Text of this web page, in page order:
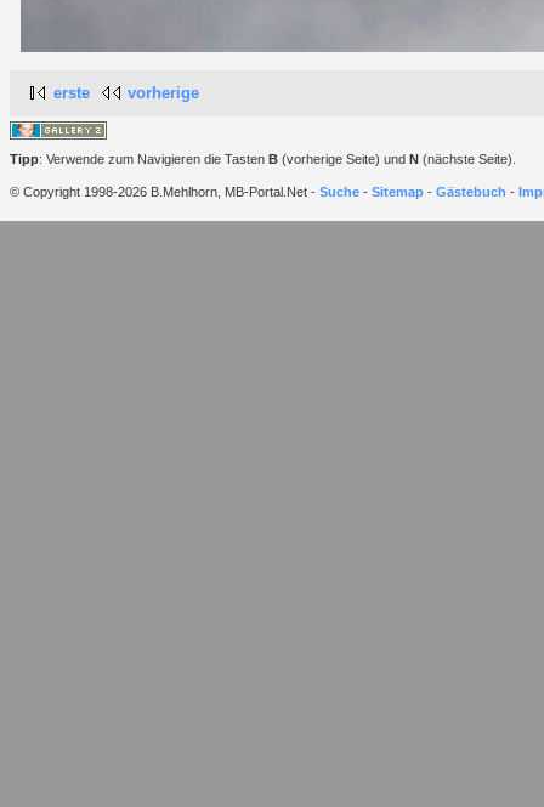
erste vorherige
Tipp: Verwende zum Navigieren die Tasten B (vorherige Seite) und N (nächste Seite).
© Copyright 1998-2026 B.Mehlhorn, MB-Portal.Net - Suche - Sitemap - Gästebuch -